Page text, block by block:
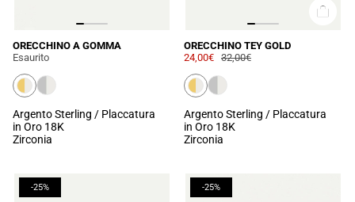
ORECCHINO A GOMMA
Esaurito
Argento Sterling / Placcatura
in Oro 18K
Zirconia
ORECCHINO TEY GOLD
24,00€ 32,00€
Argento Sterling / Placcatura
in Oro 18K
Zirconia
-25% -25%